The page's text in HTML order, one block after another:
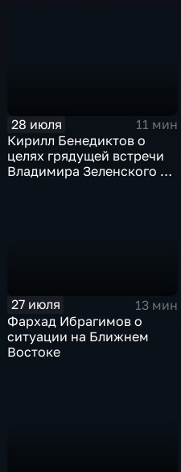
28 июля
11 мин
Кирилл Бенедиктов о
целях грядущей встречи
Владимира Зеленского с
27 июля
13 мин
Фархад Ибрагимов о
ситуации на Ближнем
Востоке